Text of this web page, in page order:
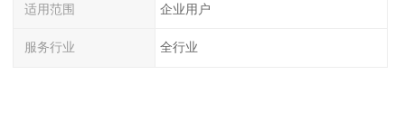
适用范围 企业用户
服务行业 全行业